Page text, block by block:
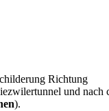
Richtung
und nach
).